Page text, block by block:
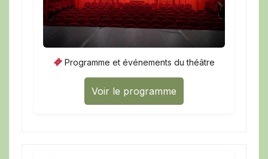
Programme et événements du théâtre
Voir le programme